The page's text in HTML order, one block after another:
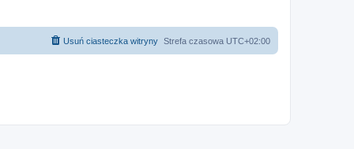
Strefa czasowa UTC+02:00
Usuń ciasteczka witryny